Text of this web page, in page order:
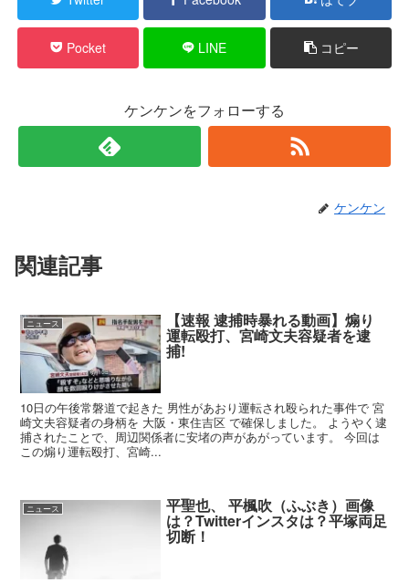
Pocket LINE コピー
ケンケンをフォローする
ケンケン
関連記事
ニュース 【速報 逮捕時暴れる動画】煽り
運転殴打、宮崎文夫容疑者を逮
捕!
10日の午後常磐道で起きた 男性があおり運転され殴られた事件で 宮
崎文夫容疑者の身柄を 大阪・東住吉区 で確保しました。 ようやく逮
捕されたことで、周辺関係者に安堵の声があがっています。 今回は
この煽り運転殴打、宮崎...
ニュース 平聖也、 平楓吹（ふぶき）画像
は？Twitterインスタは？平塚両足
切断！